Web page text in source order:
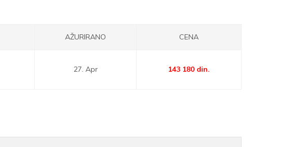
AŽURIRANO CENA
27. Apr 143 180 din.